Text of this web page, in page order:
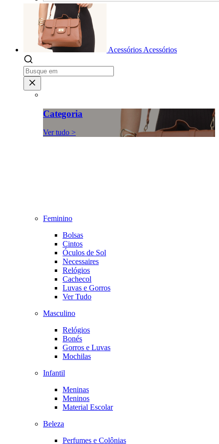
Acessórios Acessórios
Categoria
Ver tudo >
Feminino
Bolsas
Cintos
Óculos de Sol
Necessaires
Relógios
Cachecol
Luvas e Gorros
Ver Tudo
Masculino
Relógios
Bonés
Gorros e Luvas
Mochilas
Infantil
Meninas
Meninos
Material Escolar
Beleza
Perfumes e Colônias